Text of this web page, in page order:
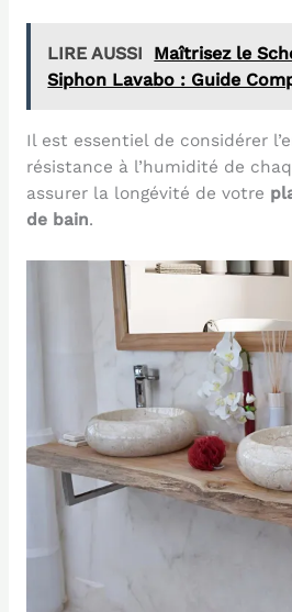
LIRE AUSSI
Maîtrisez le
Siphon Lavabo : Guide
Il est essentiel de considérer
résistance à l’humidité de
assurer la longévité de votre
de bain.